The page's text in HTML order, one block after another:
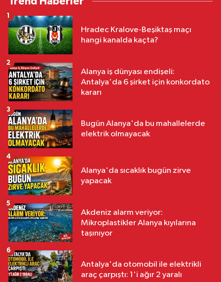
Hradec Kralove-Beşiktaş maçı
hangi kanalda kaçta?
1
Alanya iş dünyası endişeli:
Antalya'da 6 şirket için konkordato
kararı
2
Bugün Alanya'da bu mahallelerde
elektrik olmayacak
3
Alanya'da sıcaklık bugün zirve
yapacak
4
Akdeniz alarm veriyor:
Mikroplastikler Alanya kıyılarına
taşınıyor
5
Antalya'da otomobil ile elektrikli
araç çarpıştı: 1'i ağır 2 yaralı
6